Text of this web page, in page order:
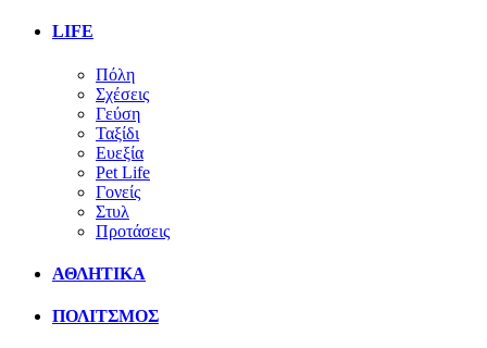
LIFE
Πόλη
Σχέσεις
Γεύση
Ταξίδι
Ευεξία
Pet Life
Γονείς
Στυλ
Προτάσεις
ΑΘΛΗΤΙΚΑ
ΠΟΛΙΤΣΜΟΣ